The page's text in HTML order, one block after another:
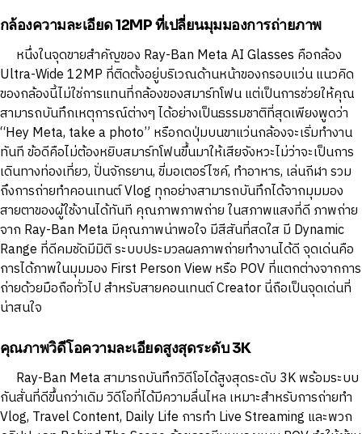
กล้องความละเอียด 12MP ที่เปลี่ยนมุมมองการถ่ายภาพ
หนึ่งในจุดขายสำคัญของ Ray-Ban Meta AI Glasses คือกล้อง
Ultra-Wide 12MP ที่ติดตั้งอยู่บริเวณด้านหน้าของกรอบแว่น แนวคิด
ของกล้องนี้ไม่ใช่การแทนที่กล้องของสมาร์ทโฟน แต่เป็นการช่วยให้คุณ
สามารถบันทึกเหตุการณ์ต่างๆ ได้อย่างเป็นธรรมชาติที่สุดเพียงพูดว่า
“Hey Meta, take a photo” หรือกดปุ่มบนขาแว่นกล้องจะเริ่มทำงาน
ทันที ข้อดีคือไม่ต้องหยิบสมาร์ทโฟนขึ้นมาให้เสียจังหวะไม่ว่าจะเป็นการ
เดินทางท่องเที่ยว, ปั่นจักรยาน, ขี่มอเตอร์ไซค์, ทำอาหาร, เล่นกีฬา รวม
ถึงการถ่ายทำคอนเทนต์ Vlog ทุกอย่างสามารถบันทึกได้จากมุมมอง
สายตาของผู้ใช้งานได้ทันที คุณภาพภาพถ่าย ในสภาพแสงที่ดี ภาพถ่าย
จาก Ray-Ban Meta มีคุณภาพน่าพอใจ มีสีสันที่สดใส มี Dynamic
Range ที่ดีคมชัดมีมิติ ระบบประมวลผลภาพถ่ายทำงานได้ดี จุดเด่นคือ
การได้ภาพในมุมมอง First Person View หรือ POV ที่แตกต่างจากการ
ถ่ายด้วยมือถือทั่วไป สำหรับสายคอนเทนต์ Creator นี่ถือเป็นจุดเด่นที่
น่าสนใจ
คุณภาพวิดีโอความละเอียดสูงสุดระดับ 3K
Ray-Ban Meta สามารถบันทึกวิดีโอได้สูงสุดระดับ 3K พร้อมระบบ
กันสั่นที่ดีขึ้นกว่าเดิม วิดีโอที่ได้มีความลื่นไหล เหมาะสำหรับการถ่ายทำ
Vlog, Travel Content, Daily Life การทำ Live Streaming และพวก